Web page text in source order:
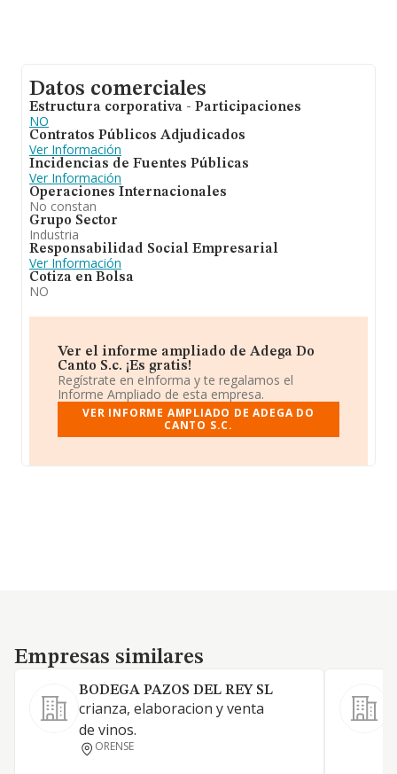
Datos comerciales
Estructura corporativa - Participaciones
NO
Contratos Públicos Adjudicados
Ver Información
Incidencias de Fuentes Públicas
Ver Información
Operaciones Internacionales
No constan
Grupo Sector
Industria
Responsabilidad Social Empresarial
Ver Información
Cotiza en Bolsa
NO
Ver el informe ampliado de Adega Do
Canto S.c. ¡Es gratis!
Regístrate en eInforma y te regalamos el
Informe Ampliado de esta empresa.
VER INFORME AMPLIADO DE ADEGA DO
CANTO S.C.
Empresas similares
Empresas similares
BODEGA PAZOS DEL REY SL
crianza, elaboracion y venta
de vinos.
ORENSE